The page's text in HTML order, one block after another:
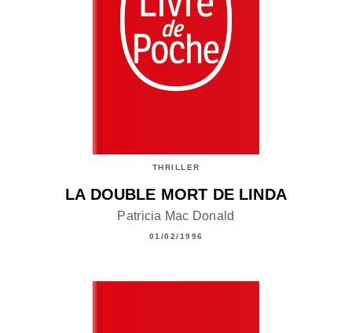
THRILLER
LA DOUBLE MORT DE LINDA
Patricia Mac Donald
01/02/1996